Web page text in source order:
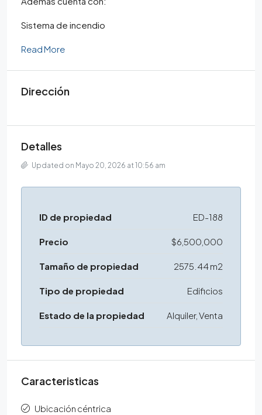
Sistema de incendio
Read More
Dirección
Detalles
Updated on Mayo 20, 2026 at 10:56 am
ID de propiedad ED-188
Precio $6,500,000
Tamaño de propiedad 2575.44 m2
Tipo de propiedad Edificios
Estado de la propiedad Alquiler, Venta
Caracteristicas
Ubicación céntrica